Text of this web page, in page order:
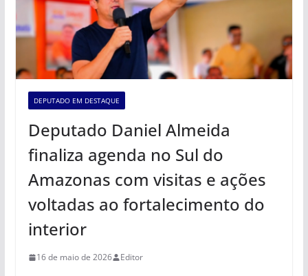
DEPUTADO EM DESTAQUE
Deputado Daniel Almeida
finaliza agenda no Sul do
Amazonas com visitas e ações
voltadas ao fortalecimento do
interior
16 de maio de 2026 Editor